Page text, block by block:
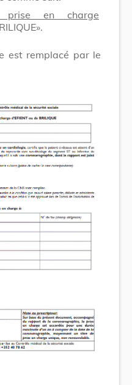
prise en charge
est remplacé par le